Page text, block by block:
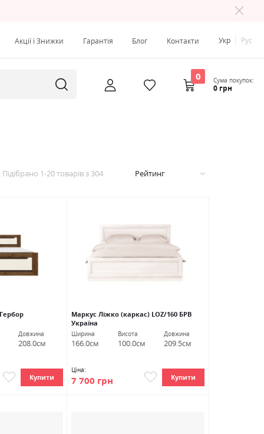
Акції і Знижки Гарантія Блог Контакти Укр Рус
0 Сума покупок:
0 грн
Підібрано 1-20товарів з 304 Рейтинг
Довжина
208.0см
Купити
Маркус Ліжко (каркас) LOZ/160 БРВ
Україна
Ширина
166.0см
Висота
100.0см
Довжина
209.5см
Ціна:
7 700 грн Купити